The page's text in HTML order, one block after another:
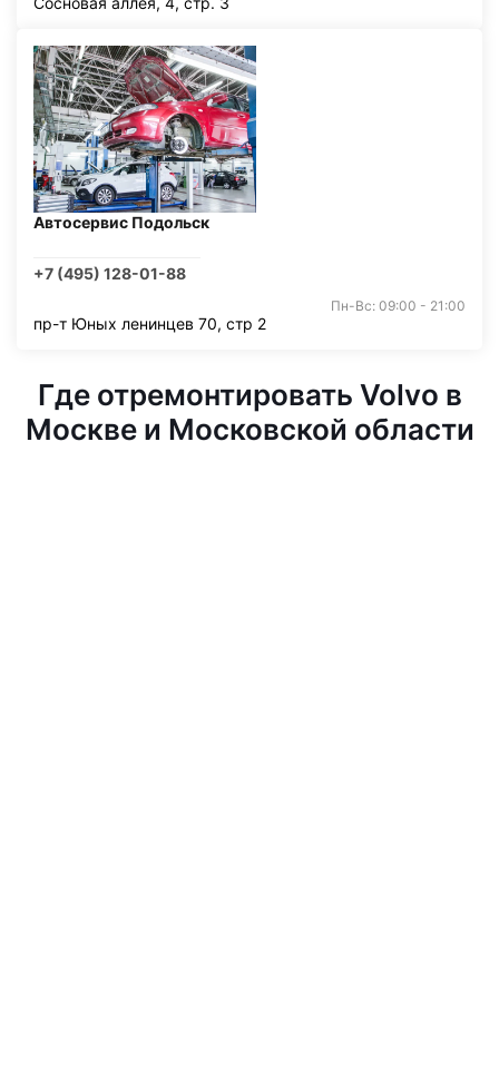
Автосервис Подольск
+7 (495) 128-01-88
Пн-Вс: 09:00 - 21:00
пр-т Юных ленинцев 70, стр 2
Где отремонтировать Volvo в
Москве и Московской области